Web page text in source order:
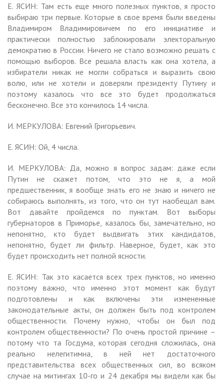
Е. ЯСИН: Там есть еще много полезных пунктов, я просто
выбираю три первые. Которые в свое время были введены
Владимиром Владимировичем по его инициативе и
практически полностью заблокировали электоральную
демократию в России. Ничего не стало возможно решать с
помощью выборов. Все решала власть как она хотела, а
избиратели никак не могли собраться и выразить свою
волю, или не хотели и доверяли президенту Путину и
поэтому казалось что все это будет продолжаться
бесконечно. Все это кончилось 14 числа.
И. МЕРКУЛОВА: Евгений Григорьевич.
Е. ЯСИН: Ой, 4 числа.
И. МЕРКУЛОВА: Да, можно я вопрос задам: даже если
Путин не скажет потом, что это не я, а мой
предшественник, я вообще знать его не знаю и ничего не
собираюсь выполнять, из того, что он тут наобещал вам.
Вот давайте пройдемся по пунктам. Вот выборы
губернаторов в Приморье, казалось бы, замечательно, но
непонятно, кто будет выдвигать этих кандидатов,
непонятно, будет ли фильтр. Наверное, будет, как это
будет происходить нет полной ясности.
Е. ЯСИН: Так это касается всех трех пунктов, но именно
поэтому важно, что именно этот момент как будут
подготовлены и как включены эти измененные
законодательные акты, он должен быть под контролем
общественности. Почему нужно, чтобы он был под
контролем общественности? По очень простой причине –
потому что та Госдума, которая сегодня сложилась, она
реально нелегитимна, в ней нет достаточного
представительства всех общественных сил, во всяком
случае на митингах 10-го и 24 декабря мы видели как бы